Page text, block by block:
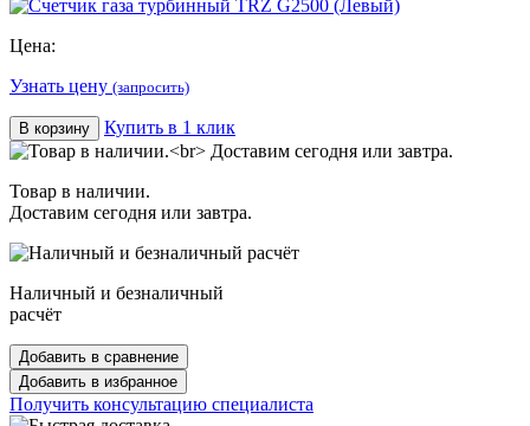
Цена:
Узнать цену (запросить)
В корзину Купить в 1 клик
Товар в наличии.
Доставим сегодня или завтра.
Наличный и безналичный
расчёт
Добавить в сравнение
Добавить в избранное
Получить консультацию специалиста